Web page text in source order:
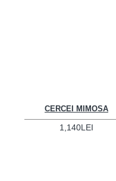
CERCEI MIMOSA
1,140LEI